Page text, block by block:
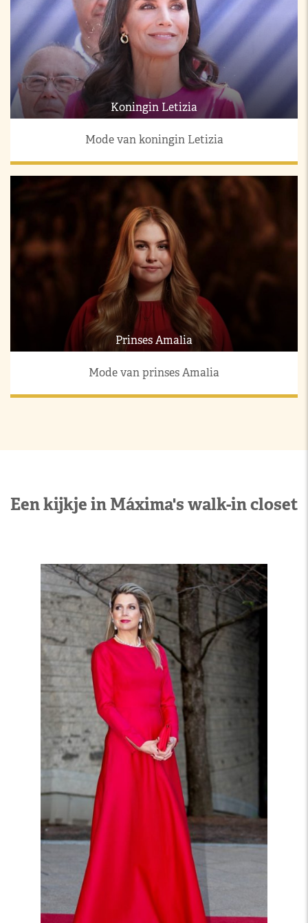
Koningin Letizia
Mode van koningin Letizia
Prinses Amalia
Mode van prinses Amalia
Een kijkje in Máxima's walk-in closet